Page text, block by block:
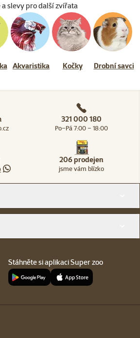
a slevy pro další zvířata
Akvaristika Kočky Drobní savci
321 000 180
Po–Pá 7:00 – 18:00
206 prodejen
jsme vám blízko
Stáhněte si aplikaci Super zoo